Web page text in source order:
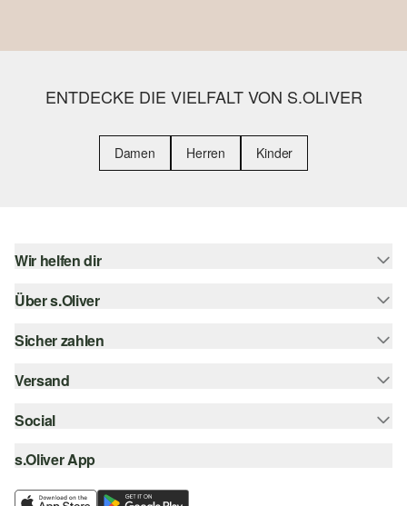
ENTDECKE DIE VIELFALT VON S.OLIVER
Damen Herren Kinder
Wir helfen dir
Hilfe & FAQ
Größenberatung
Top-Kategorien
Bestellung widerrufen
Über s.Oliver
s.Oliver Magazin
Whatsapp
s.Oliver Group
Career
Sicher zahlen
Rechnung
Kreditkarte
Versand
Sendungsverfolgung
DHL
Social
instagram
facebook
s.Oliver App